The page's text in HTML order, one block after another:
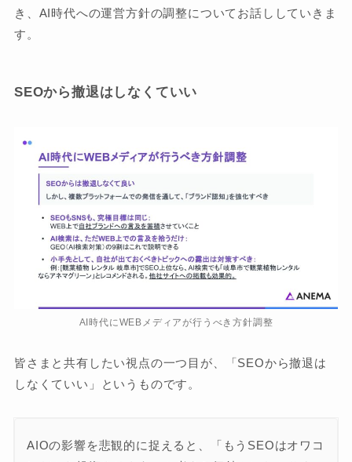
き、AI時代への運営方針の調整についてお話ししていきま
す。
SEOから撤退はしなくていい
AI時代にWEBメディアが行うべき方針調整
皆さまと共有したい視点の一つ目が、「SEOから撤退は
しなくていい」というものです。
AIOの影響を悲観的に捉えると、「もうSEOはオワコ